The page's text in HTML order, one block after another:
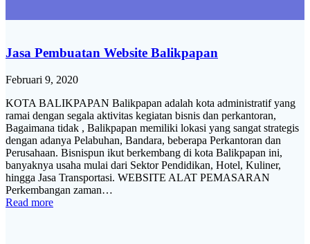
Jasa Pembuatan Website Balikpapan
Februari 9, 2020
KOTA BALIKPAPAN Balikpapan adalah kota administratif yang
ramai dengan segala aktivitas kegiatan bisnis dan perkantoran,
Bagaimana tidak , Balikpapan memiliki lokasi yang sangat strategis
dengan adanya Pelabuhan, Bandara, beberapa Perkantoran dan
Perusahaan. Bisnispun ikut berkembang di kota Balikpapan ini,
banyaknya usaha mulai dari Sektor Pendidikan, Hotel, Kuliner,
hingga Jasa Transportasi. WEBSITE ALAT PEMASARAN
Perkembangan zaman…
Read more